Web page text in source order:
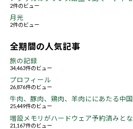
2件のビュー
月光
2件のビュー
全期間の人気記事
旅の記録
34,463件のビュー
プロフィール
26,876件のビュー
牛肉、豚肉、鶏肉、羊肉ににあたる中
25,449件のビュー
増設メモリがハードウェア予約済みと
21,167件のビュー